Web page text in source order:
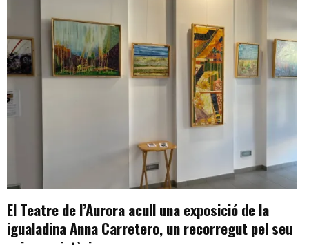
El Teatre de l’Aurora acull una exposició de la
igualadina Anna Carretero, un recorregut pel seu